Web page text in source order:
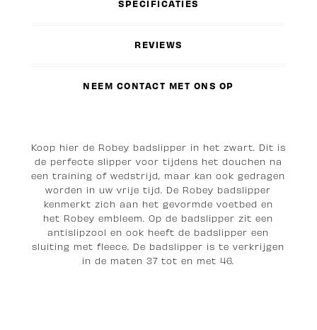
SPECIFICATIES
REVIEWS
NEEM CONTACT MET ONS OP
Koop hier de Robey badslipper in het zwart. Dit is
de perfecte slipper voor tijdens het douchen na
een training of wedstrijd, maar kan ook gedragen
worden in uw vrije tijd. De Robey badslipper
kenmerkt zich aan het gevormde voetbed en
het Robey embleem. Op de badslipper zit een
antislipzool en ook heeft de badslipper een
sluiting met fleece. De badslipper is te verkrijgen
in de maten 37 tot en met 46.